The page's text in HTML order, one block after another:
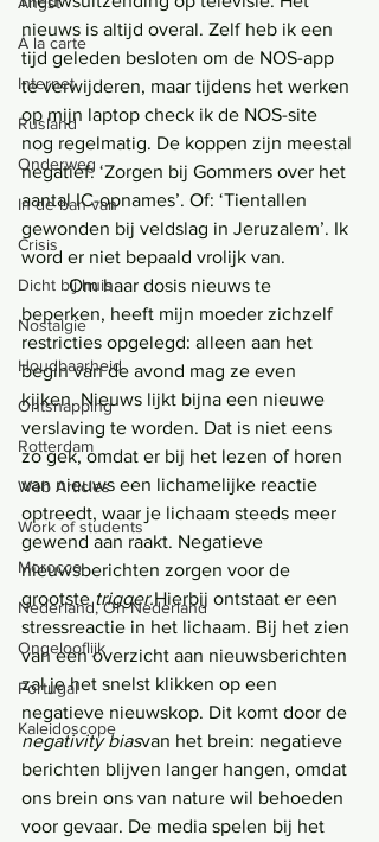
Á la carte
Internet
Rusland
Onderweg
In de ban van
Crisis
Dicht bij huis
Nostalgie
Houdbaarheid
Ontsnapping
Rotterdam
Web Articles
Work of students
Morocco
Nederland, Oh Nederland
Ongelooflijk
Portugal
Kaleidoscope
nieuws is altijd overal. Zelf heb ik een
tijd geleden besloten om de NOS-app
te verwijderen, maar tijdens het werken
op mijn laptop check ik de NOS-site
nog regelmatig. De koppen zijn meestal
negatief: ‘Zorgen bij Gommers over het
aantal IC-opnames’. Of: ‘Tientallen
gewonden bij veldslag in Jeruzalem’. Ik
word er niet bepaald vrolijk van.
	Om haar dosis nieuws te
beperken, heeft mijn moeder zichzelf
restricties opgelegd: alleen aan het
begin van de avond mag ze even
kijken. Nieuws lijkt bijna een nieuwe
verslaving te worden. Dat is niet eens
zo gek, omdat er bij het lezen of horen
van nieuws een lichamelijke reactie
optreedt, waar je lichaam steeds meer
gewend aan raakt. Negatieve
nieuwsberichten zorgen voor de
grootste trigger.Hierbij ontstaat er een
stressreactie in het lichaam. Bij het zien
van een overzicht aan nieuwsberichten
zal je het snelst klikken op een
negatieve nieuwskop. Dit komt door de
negativity biasvan het brein: negatieve
berichten blijven langer hangen, omdat
ons brein ons van nature wil behoeden
voor gevaar. De media spelen bij het